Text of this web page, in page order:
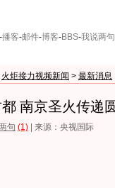
-播客-邮件-博客-BBS-我说两句
火炬接力视频新闻 > 最新消息
南京圣火传递
句 (1) | 来源：央视国际